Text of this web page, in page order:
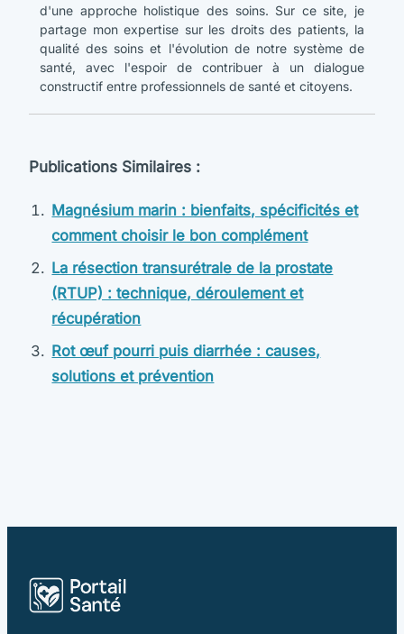
d'une approche holistique des soins. Sur ce site, je
partage mon expertise sur les droits des patients, la
qualité des soins et l'évolution de notre système de
santé, avec l'espoir de contribuer à un dialogue
constructif entre professionnels de santé et citoyens.
Publications Similaires :
Magnésium marin : bienfaits, spécificités et
comment choisir le bon complément
La résection transurétrale de la prostate
(RTUP) : technique, déroulement et
récupération
Rot œuf pourri puis diarrhée : causes,
solutions et prévention